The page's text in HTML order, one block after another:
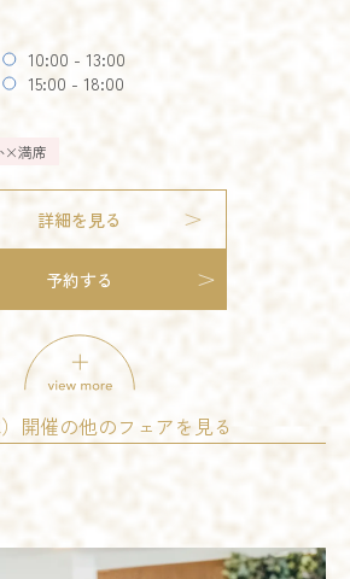
ィネート展示
館特典プレゼント
10:00 - 13:00
15:00 - 18:00
×満席
詳細を見る
予約する
ィネート展示
10:00 - 13:00
×満席
ネート展示
婚礼アイテム展示
詳細を見る
予約する
10:00 - 13:00
15:00 - 18:00
×満席
詳細を見る
予約する
開催の他のフェアを見る